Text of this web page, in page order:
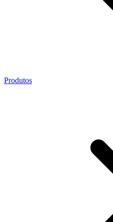
Produtos